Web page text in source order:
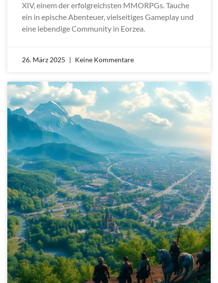
XIV, einem der erfolgreichsten MMORPGs. Tauche
ein in epische Abenteuer, vielseitiges Gameplay und
eine lebendige Community in Eorzea.
26. März 2025 Keine Kommentare